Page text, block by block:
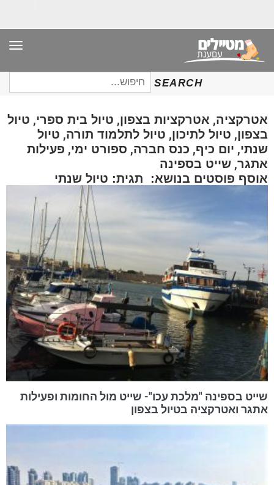
SEARCH
חיפוש
עבור:
אטרקציה, אטרקציות בצפון, טיול בית ספרי, טיול
בצפון, טיול לתיכון, טיול לתלמוד תורה, טיול
שנתי, יום כיף, כנס חברה, ספורט ימי, פעילות
אתגר, שייט בספינה
אוסף פוסטים בנושא: תגית: טיול שנתי
שייט בספינה "מלכת עכו"- שייט מול החומות ופעילות
אתגר ואטרקציה בטיול בצפון